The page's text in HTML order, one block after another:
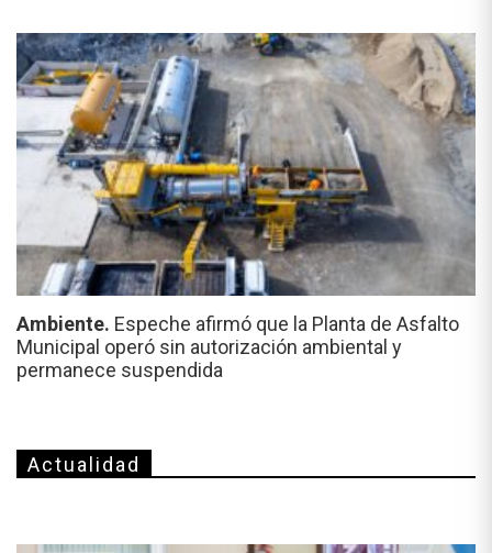
Ambiente. Espeche afirmó que la Planta de Asfalto
Municipal operó sin autorización ambiental y
permanece suspendida
Actualidad